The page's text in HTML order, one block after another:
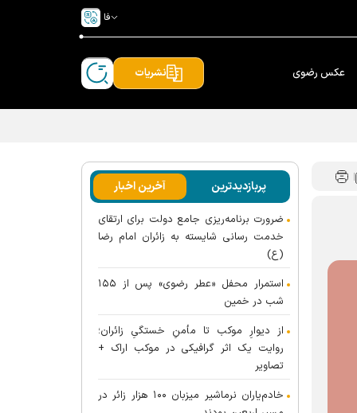
فا
عکس رضوی نشریات
پربازدیدترین آخرین اخبار
ضرورت برنامه‌ریزی جامع دولت برای ارتقای
خدمت رسانی شایسته به زائران امام رضا
(ع)
استمرار محفل «عطر رضوی» پس از ۱۵۵
شب در خمین
از دیوارِ موکب تا مأمنِ خستگیِ زائران؛
روایت یک اثر گرافیکی در موکب اراک +
تصاویر
خادم‌یاران نرماشیر میزبان ۱۰۰ هزار زائر در